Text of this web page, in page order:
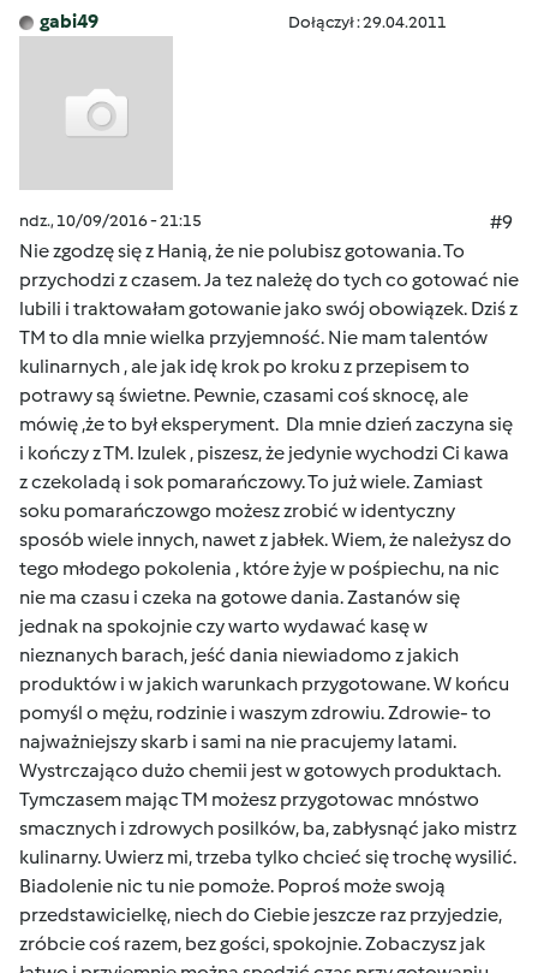
gabi49 Dołączył : 29.04.2011
ndz., 10/09/2016 - 21:15
#9
Nie zgodzę się z Hanią, że nie polubisz gotowania. To
przychodzi z czasem. Ja tez należę do tych co gotować nie
lubili i traktowałam gotowanie jako swój obowiązek. Dziś z
TM to dla mnie wielka przyjemność. Nie mam talentów
kulinarnych , ale jak idę krok po kroku z przepisem to
potrawy są świetne. Pewnie, czasami coś sknocę, ale
mówię ,że to był eksperyment. Dla mnie dzień zaczyna się
i kończy z TM. Izulek , piszesz, że jedynie wychodzi Ci kawa
z czekoladą i sok pomarańczowy. To już wiele. Zamiast
soku pomarańczowgo możesz zrobić w identyczny
sposób wiele innych, nawet z jabłek. Wiem, że należysz do
tego młodego pokolenia , które żyje w pośpiechu, na nic
nie ma czasu i czeka na gotowe dania. Zastanów się
jednak na spokojnie czy warto wydawać kasę w
nieznanych barach, jeść dania niewiadomo z jakich
produktów i w jakich warunkach przygotowane. W końcu
pomyśl o mężu, rodzinie i waszym zdrowiu. Zdrowie- to
najważniejszy skarb i sami na nie pracujemy latami.
Wystrczająco dużo chemii jest w gotowych produktach.
Tymczasem mając TM możesz przygotowac mnóstwo
smacznych i zdrowych posilków, ba, zabłysnąć jako mistrz
kulinarny. Uwierz mi, trzeba tylko chcieć się trochę wysilić.
Biadolenie nic tu nie pomoże. Poproś może swoją
przedstawicielkę, niech do Ciebie jeszcze raz przyjedzie,
zróbcie coś razem, bez gości, spokojnie. Zobaczysz jak